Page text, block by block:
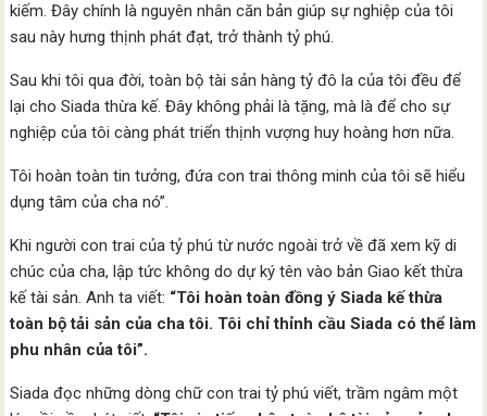
kiếm. Đây chính là nguyên nhân căn bản giúp sự nghiệp của tôi
sau này hưng thịnh phát đạt, trở thành tỷ phú.
Sau khi tôi qua đời, toàn bộ tài sản hàng tỷ đô la của tôi đều để
lại cho Siada thừa kế. Đây không phải là tặng, mà là để cho sự
nghiệp của tôi càng phát triển thịnh vượng huy hoàng hơn nữa.
Tôi hoàn toàn tin tưởng, đứa con trai thông minh của tôi sẽ hiểu
dụng tâm của cha nó”.
Khi người con trai của tỷ phú từ nước ngoài trở về đã xem kỹ di
chúc của cha, lập tức không do dự ký tên vào bản Giao kết thừa
kế tài sản. Anh ta viết: “Tôi hoàn toàn đồng ý Siada kế thừa
toàn bộ tải sản của cha tôi. Tôi chỉ thỉnh cầu Siada có thể làm
phu nhân của tôi”.
Siada đọc những dòng chữ con trai tỷ phú viết, trầm ngâm một